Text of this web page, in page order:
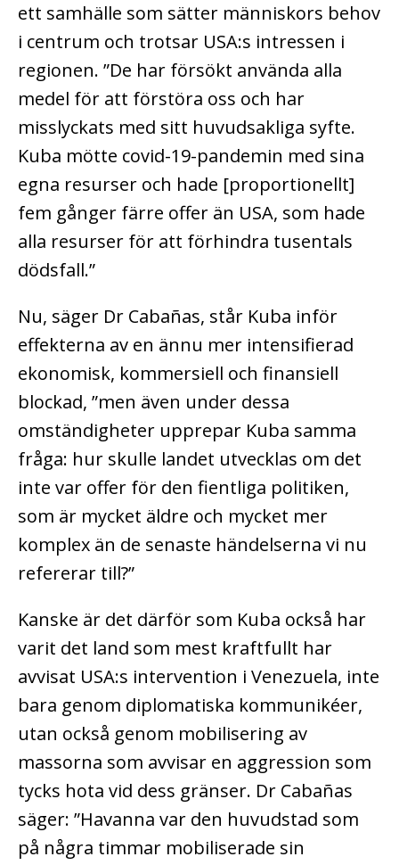
ett samhälle som sätter människors behov
i centrum och trotsar USA:s intressen i
regionen. ”De har försökt använda alla
medel för att förstöra oss och har
misslyckats med sitt huvudsakliga syfte.
Kuba mötte covid-19-pandemin med sina
egna resurser och hade [proportionellt]
fem gånger färre offer än USA, som hade
alla resurser för att förhindra tusentals
dödsfall.”
Nu, säger Dr Cabañas, står Kuba inför
effekterna av en ännu mer intensifierad
ekonomisk, kommersiell och finansiell
blockad, ”men även under dessa
omständigheter upprepar Kuba samma
fråga: hur skulle landet utvecklas om det
inte var offer för den fientliga politiken,
som är mycket äldre och mycket mer
komplex än de senaste händelserna vi nu
refererar till?”
Kanske är det därför som Kuba också har
varit det land som mest kraftfullt har
avvisat USA:s intervention i Venezuela, inte
bara genom diplomatiska kommunikéer,
utan också genom mobilisering av
massorna som avvisar en aggression som
tycks hota vid dess gränser. Dr Cabañas
säger: ”Havanna var den huvudstad som
på några timmar mobiliserade sin